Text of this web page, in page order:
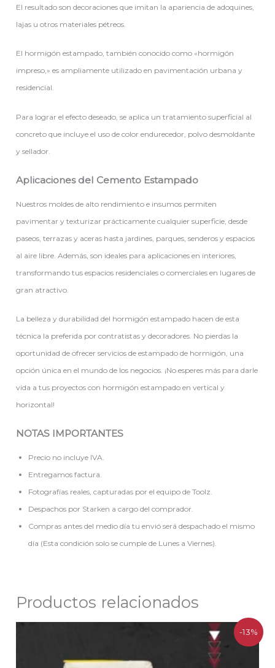
El resultado son decoraciones que imitan la apariencia de adoquines,
lajas u otros materiales pétreos.
El hormigón estampado, también conocido como «hormigón
impreso,» es ampliamente utilizado en pavimentación urbana y
residencial.
Para lograr el efecto deseado, se aplica un tratamiento superficial al
concreto que incluye el uso de color endurecedor, polvo desmoldante
y sellador.
Aplicaciones del Cemento Estampado
Nuestros moldes de alto rendimiento e insumos permiten
pavimentar y texturizar prácticamente cualquier superficie, desde
paseos, terrazas y aceras hasta jardines, parques, senderos y espacios
al aire libre. Además, son ideales para aplicaciones en interiores,
transformando tus espacios residenciales o comerciales en lugares de
gran atractivo.
La belleza y durabilidad del hormigón estampado hacen de esta
técnica la preferida por contratistas y decoradores. No pierdas la
oportunidad de ofrecer servicios de estampado de hormigón, una
opción única en el mundo de los negocios. ¡No esperes más para darle
vida a tus proyectos con hormigón estampado en vertical y
horizontal!
NOTAS IMPORTANTES
Precio no incluye IVA.
Entregamos factura.
Fotografías reales, capturadas por el equipo de Toolz.
Despachos por Starken a cargo del comprador.
Compras antes del medio día tu envió será despachado el mismo
día (Esta condición solo se cumple de Lunes a Viernes).
Productos relacionados
-13%
era:
es: